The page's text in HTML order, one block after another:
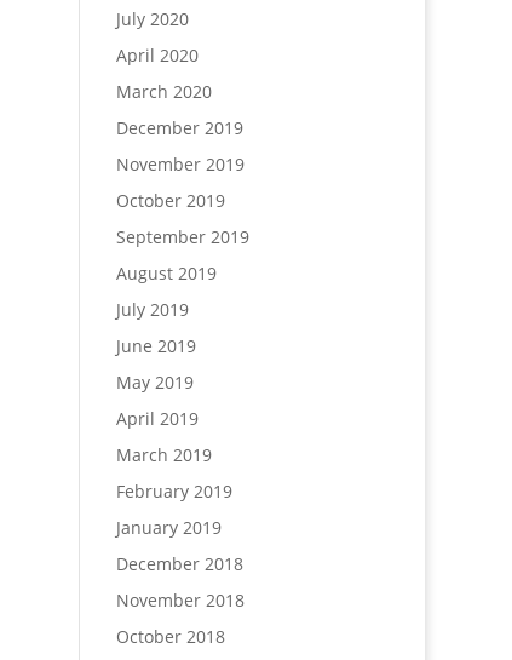
July 2020
April 2020
March 2020
December 2019
November 2019
October 2019
September 2019
August 2019
July 2019
June 2019
May 2019
April 2019
March 2019
February 2019
January 2019
December 2018
November 2018
October 2018